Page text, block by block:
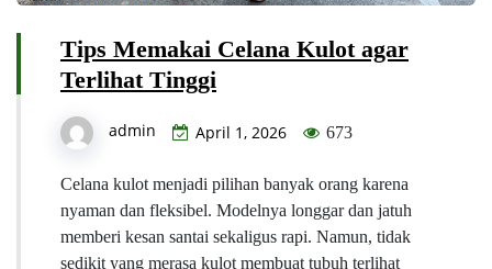
Tips Memakai Celana Kulot agar
Terlihat Tinggi
admin April 1, 2026 673
Celana kulot menjadi pilihan banyak orang karena
nyaman dan fleksibel. Modelnya longgar dan jatuh
memberi kesan santai sekaligus rapi. Namun, tidak
sedikit yang merasa kulot membuat tubuh terlihat